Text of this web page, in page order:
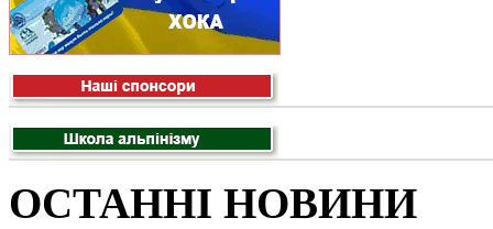
ОСТАННІ НОВИНИ